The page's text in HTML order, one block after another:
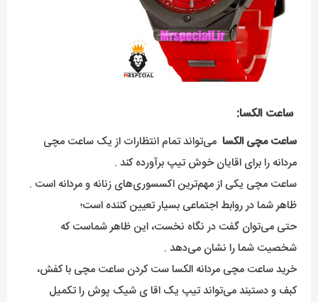
ساعت الکسا:
ساعت مچی الکسا می‌تواند تمام انتظارات از یک ساعت مچی
مردانه را برای اقایان خوش تیپ برآورده کند .
ساعت مچی یکی از مهم‌ترین اکسسوری‌های زنانه و مردانه است .
ظاهر شما در روابط اجتماعی بسیار تعیین کننده است‌؛
حتی می‌توان گفت در نگاه نخست، این ظاهر شماست که
شخصیت شما را نشان می‌دهد .
خرید ساعت مچی مردانه الکسا ست کردن ساعت مچی با کفش،
کبف و دستبند می‌تواند تیپ یک اقا ی شیک پوش را تکمیل